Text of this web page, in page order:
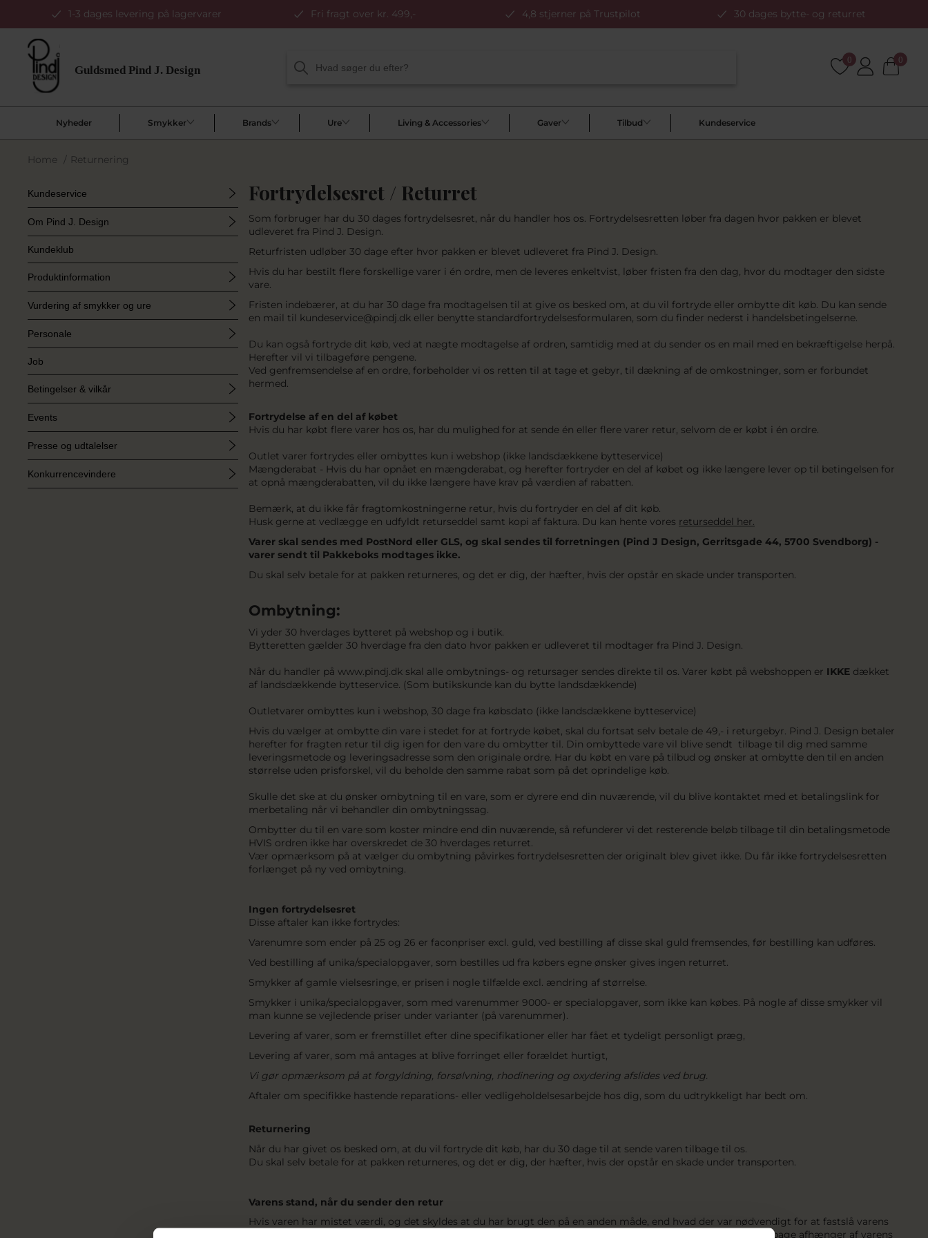
1-3 dages levering på lagervarer Fri fragt over kr. 499,- 4,8 stjerner på Trustpilot 30 dages bytte- og returret
0 0
Nyheder Smykker Brands Ure Living & Accessories Gaver Tilbud Kundeservice
Home / Returnering
Kundeservice
Om Pind J. Design
Kundeklub
Produktinformation
Vurdering af smykker og ure
Personale
Job
Betingelser & vilkår
Events
Presse og udtalelser
Konkurrencevindere
Fortrydelsesret / Returret
Som forbruger har du 30 dages fortrydelsesret, når du handler hos os. Fortrydelsesretten løber fra dagen hvor pakken er blevet
udleveret fra Pind J. Design.
Returfristen udløber 30 dage efter hvor pakken er blevet udleveret fra Pind J. Design.
Hvis du har bestilt flere forskellige varer i én ordre, men de leveres enkeltvist, løber fristen fra den dag, hvor du modtager den sidste
vare.
Fristen indebærer, at du har 30 dage fra modtagelsen til at give os besked om, at du vil fortryde eller ombytte dit køb. Du kan sende
en mail til kundeservice@pindj.dk eller benytte standardfortrydelsesformularen, som du finder nederst i handelsbetingelserne.
Du kan også fortryde dit køb, ved at nægte modtagelse af ordren, samtidig med at du sender os en mail med en bekræftigelse herpå.
Herefter vil vi tilbageføre pengene.
Ved genfremsendelse af en ordre, forbeholder vi os retten til at tage et gebyr, til dækning af de omkostninger, som er forbundet
hermed.
Fortrydelse af en del af købet
Hvis du har købt flere varer hos os, har du mulighed for at sende én eller flere varer retur, selvom de er købt i én ordre.
Outlet varer fortrydes eller ombyttes kun i webshop (ikke landsdækkene bytteservice)
Mængderabat - Hvis du har opnået en mængderabat, og herefter fortryder en del af købet og ikke længere lever op til betingelsen for
at opnå mængderabatten, vil du ikke længere have krav på værdien af rabatten.
Bemærk, at du ikke får fragtomkostningerne retur, hvis du fortryder en del af dit køb.
Husk gerne at vedlægge en udfyldt returseddel samt kopi af faktura. Du kan hente vores returseddel her.
Varer skal sendes med PostNord eller GLS, og skal sendes til forretningen (Pind J Design, Gerritsgade 44, 5700 Svendborg) -
varer sendt til Pakkeboks modtages ikke.
Du skal selv betale for at pakken returneres, og det er dig, der hæfter, hvis der opstår en skade under transporten.
Ombytning:
Vi yder 30 hverdages bytteret på webshop og i butik.
Bytteretten gælder 30 hverdage fra den dato hvor pakken er udleveret til modtager fra Pind J. Design.
Når du handler på www.pindj.dk skal alle ombytnings- og retursager sendes direkte til os. Varer købt på webshoppen er IKKE dækket
af landsdækkende bytteservice. (Som butikskunde kan du bytte landsdækkende)
Outletvarer ombyttes kun i webshop, 30 dage fra købsdato (ikke landsdækkene bytteservice)
Hvis du vælger at ombytte din vare i stedet for at fortryde købet, skal du fortsat selv betale de 49,- i returgebyr. Pind J. Design betaler
herefter for fragten retur til dig igen for den vare du ombytter til. Din ombyttede vare vil blive sendt tilbage til dig med samme
leveringsmetode og leveringsadresse som den originale ordre. Har du købt en vare på tilbud og ønsker at ombytte den til en anden
størrelse uden prisforskel, vil du beholde den samme rabat som på det oprindelige køb.
Skulle det ske at du ønsker ombytning til en vare, som er dyrere end din nuværende, vil du blive kontaktet med et betalingslink for
merbetaling når vi behandler din ombytningssag.
Ombytter du til en vare som koster mindre end din nuværende, så refunderer vi det resterende beløb tilbage til din betalingsmetode
HVIS ordren ikke har overskredet de 30 hverdages returret.
Vær opmærksom på at vælger du ombytning påvirkes fortrydelsesretten der originalt blev givet ikke. Du får ikke fortrydelsesretten
forlænget på ny ved ombytning.
Ingen fortrydelsesret
Disse aftaler kan ikke fortrydes:
Varenumre som ender på 25 og 26 er faconpriser excl. guld, ved bestilling af disse skal guld fremsendes, før bestilling kan udføres.
Ved bestilling af unika/specialopgaver, som bestilles ud fra købers egne ønsker gives ingen returret.
Smykker af gamle vielsesringe, er prisen i nogle tilfælde excl. ændring af størrelse.
Smykker i unika/specialopgaver, som med varenummer 9000- er specialopgaver, som ikke kan købes. På nogle af disse smykker vil
man kunne se vejledende priser under varianter (på varenummer).
Levering af varer, som er fremstillet efter dine specifikationer eller har fået et tydeligt personligt præg,
Levering af varer, som må antages at blive forringet eller forældet hurtigt,
Vi gør opmærksom på at forgyldning, forsølvning, rhodinering og oxydering afslides ved brug.
Aftaler om specifikke hastende reparations- eller vedligeholdelsesarbejde hos dig, som du udtrykkeligt har bedt om.
Returnering
Når du har givet os besked om, at du vil fortryde dit køb, har du 30 dage til at sende varen tilbage til os.
Du skal selv betale for at pakken returneres, og det er dig, der hæfter, hvis der opstår en skade under transporten.
Varens stand, når du sender den retur
Hvis varen har mistet værdi, og det skyldes at du har brugt den på en anden måde, end hvad der var nødvendigt for at fastslå varens
art, egenskaber og den måde, den fungerer, kan du kun få en del af købsbeløbet tilbage. Beløbet du kan få tilbage afhænger af varens